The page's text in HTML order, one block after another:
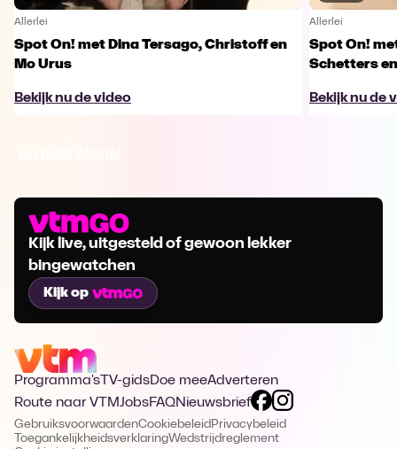
Allerlei
Spot On! met Dina Tersago, Christoff en
Mo Urus
Bekijk nu de video
Allerlei
Spot On!
Schetters
Bekijk nu de
Kijk live, uitgesteld of gewoon lekker
bingewatchen
Kijk op
Programma's TV-gidsDoe meeAdverteren
Route naar VTMJobsFAQNieuwsbrief
GebruiksvoorwaardenCookiebeleid Privacybeleid
ToegankelijkheidsverklaringWedstrijdreglement